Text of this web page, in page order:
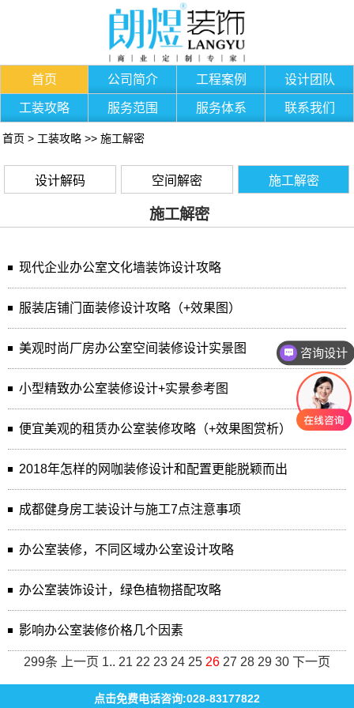
首页 公司简介 工程案例 设计团队
工装攻略 服务范围 服务体系 联系我们
首页 > 工装攻略 >> 施工解密
设计解码 空间解密 施工解密
施工解密
现代企业办公室文化墙装饰设计攻略
服装店铺门面装修设计攻略（+效果图）
美观时尚厂房办公室空间装修设计实景图
小型精致办公室装修设计+实景参考图
便宜美观的租赁办公室装修攻略（+效果图赏析）
2018年怎样的网咖装修设计和配置更能脱颖而出
成都健身房工装设计与施工7点注意事项
办公室装修，不同区域办公室设计攻略
办公室装饰设计，绿色植物搭配攻略
影响办公室装修价格几个因素
299条 上一页 1.. 21 22 23 24 25 26 27 28 29 30 下一页
点击免费电话咨询:028-83177822
咨询设计